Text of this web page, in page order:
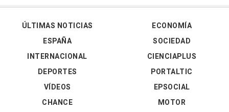
ÚLTIMAS NOTICIAS
ESPAÑA
INTERNACIONAL
DEPORTES
VÍDEOS
ECONOMÍA
SOCIEDAD
CIENCIAPLUS
PORTALTIC
EPSOCIAL
CHANCE
MOTOR